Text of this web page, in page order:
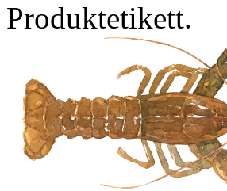
Produktetikett.